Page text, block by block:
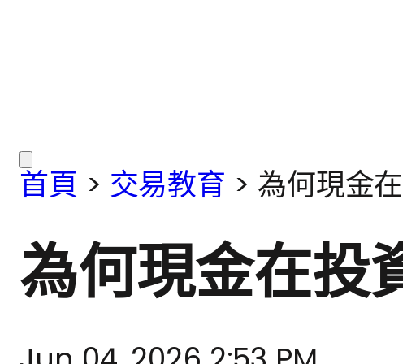
首頁 > 交易教育 > 為何現金
為何現金在投